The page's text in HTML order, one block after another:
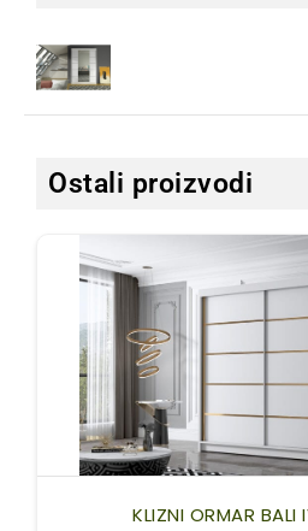
Ostali proizvodi
KLIZNI ORMAR BALI